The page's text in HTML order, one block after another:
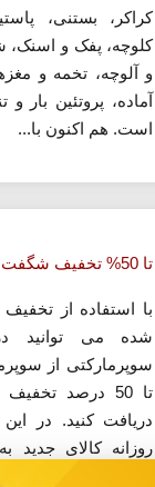
کراکر، بستنی،
کلوچه، پفک و اسنک،
و آلوچه، تخمه و
آماده، پروتئین بار
است. هم اکنون با...
تا 50% تخفیف شگفت انگیز دیجی کالا جت
با استفاده از
شده می توانید
سوپرمارکتی از
تا 50 درصد
دریافت کنید. در
روزانه کالای